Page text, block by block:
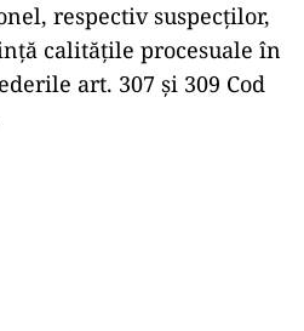
respectiv suspecților,
calitățile procesuale în
art. 307 și 309 Cod